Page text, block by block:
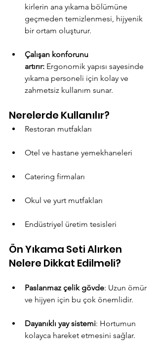
kirlerin ana yıkama bölümüne
geçmeden temizlenmesi, hijyenik
bir ortam oluşturur.
Çalışan konforunu
artırır: Ergonomik yapısı sayesinde
yıkama personeli için kolay ve
zahmetsiz kullanım sunar.
Nerelerde Kullanılır?
Restoran mutfakları
Otel ve hastane yemekhaneleri
Catering firmaları
Okul ve yurt mutfakları
Endüstriyel üretim tesisleri
Ön Yıkama Seti Alırken
Nelere Dikkat Edilmeli?
Paslanmaz çelik gövde: Uzun ömür
ve hijyen için bu çok önemlidir.
Dayanıklı yay sistemi: Hortumun
kolayca hareket etmesini sağlar.